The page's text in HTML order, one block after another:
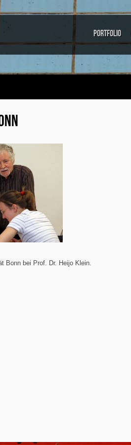
Portfolio
Bonn bei Prof. Dr. Heijo Klein.